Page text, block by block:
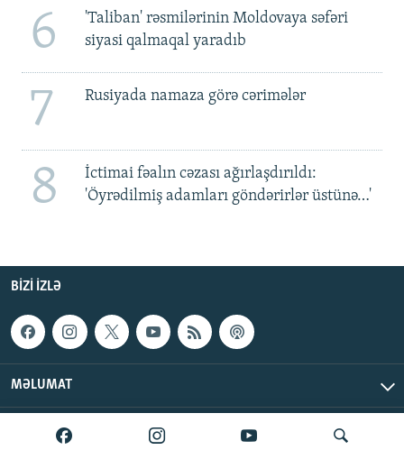
6
'Taliban' rəsmilərinin Moldovaya səfəri
siyasi qalmaqal yaradıb
7 Rusiyada namaza görə cərimələr
8
İctimai fəalın cəzası ağırlaşdırıldı:
'Öyrədilmiş adamları göndərirlər üstünə…'
BIZI IZLƏ
MƏLUMAT
AzadlıqRadiosu © 2026 Inc. | Bütün hüquqlar qorunur